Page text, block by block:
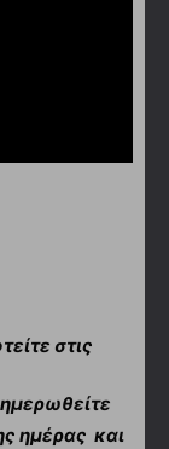
στις
ημέρας και